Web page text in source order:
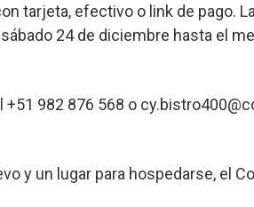
tarjeta, efectivo o link de pago.
24 de diciembre hasta el
982 876 568 o
y un lugar para hospedarse, el